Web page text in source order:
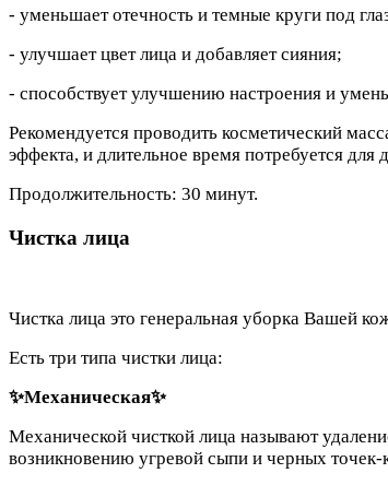
- уменьшает отечность и темные круги под
- улучшает цвет лица и добавляет сияния;
- способствует улучшению настроения и
Рекомендуется проводить косметический
эффекта, и длительное время потребуется для
Продолжительность: 30 минут.
Чистка лица
Чистка лица это генеральная уборка Вашей
Есть три типа чистки лица:
✨️Механическая✨️
Механической чисткой лица называют
возникновению угревой сыпи и черных